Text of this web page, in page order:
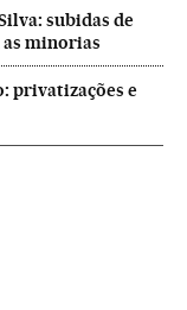
subidas de
minorias
privatizações e